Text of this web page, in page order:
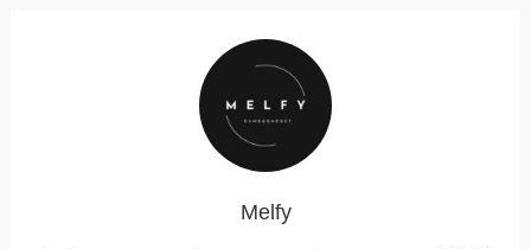
Melfy